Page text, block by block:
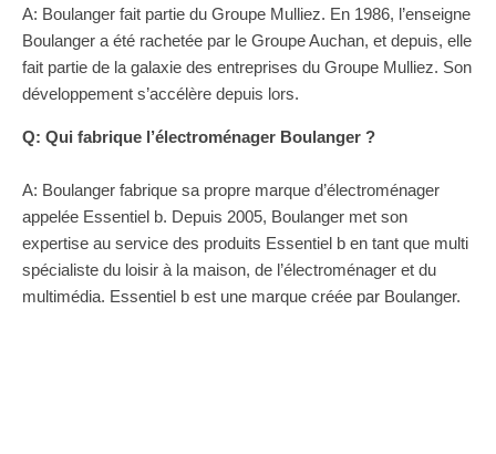
A: Boulanger fait partie du Groupe Mulliez. En 1986, l’enseigne
Boulanger a été rachetée par le Groupe Auchan, et depuis, elle
fait partie de la galaxie des entreprises du Groupe Mulliez. Son
développement s’accélère depuis lors.
Q: Qui fabrique l’électroménager Boulanger ?
A: Boulanger fabrique sa propre marque d’électroménager
appelée Essentiel b. Depuis 2005, Boulanger met son
expertise au service des produits Essentiel b en tant que multi
spécialiste du loisir à la maison, de l’électroménager et du
multimédia. Essentiel b est une marque créée par Boulanger.